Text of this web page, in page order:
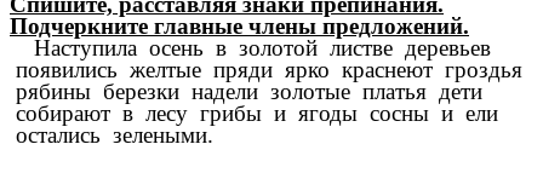
Подчеркните главные члены предложений.
Наступила осень в золотой листве деревьев
появились желтые пряди ярко краснеют гроздья
рябины березки надели золотые платья дети
собирают в лесу грибы и ягоды сосны и ели
остались зелеными.